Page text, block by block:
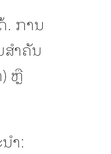
. ການ
ຳຄັນ
ຫຼື
ຳ: